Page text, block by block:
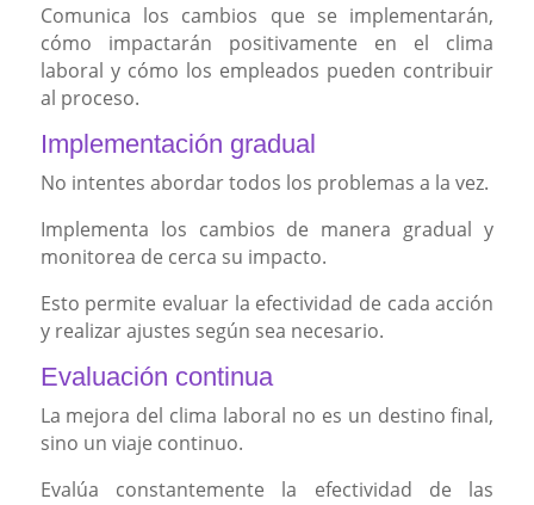
Comunica los cambios que se implementarán,
cómo impactarán positivamente en el clima
laboral y cómo los empleados pueden contribuir
al proceso.
Implementación gradual
No intentes abordar todos los problemas a la vez.
Implementa los cambios de manera gradual y
monitorea de cerca su impacto.
Esto permite evaluar la efectividad de cada acción
y realizar ajustes según sea necesario.
Evaluación continua
La mejora del clima laboral no es un destino final,
sino un viaje continuo.
Evalúa constantemente la efectividad de las